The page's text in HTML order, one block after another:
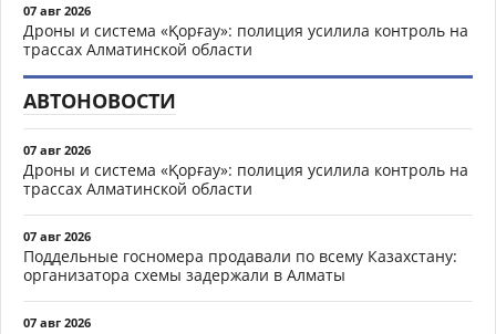
07 авг 2026
Дроны и система «Қорғау»: полиция усилила контроль на
трассах Алматинской области
АВТОНОВОСТИ
07 авг 2026
Дроны и система «Қорғау»: полиция усилила контроль на
трассах Алматинской области
07 авг 2026
Поддельные госномера продавали по всему Казахстану:
организатора схемы задержали в Алматы
07 авг 2026